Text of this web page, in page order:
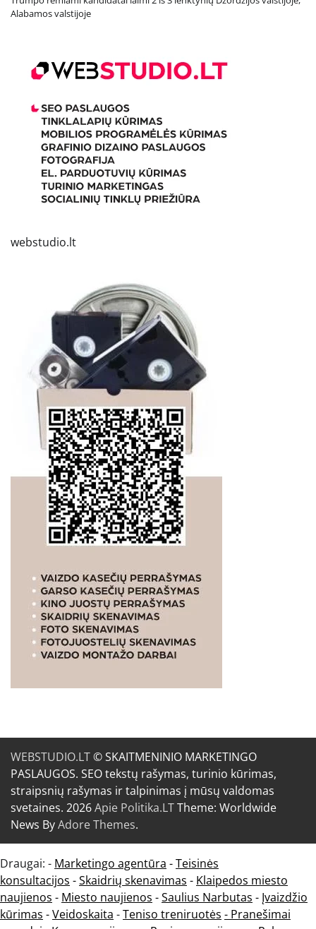
Alabamos valstijoje
webstudio.lt
WEBSTUDIO.LT© SKAITMENINIO MARKETINGO
PASLAUGOS. SEO tekstų rašymas, turinio kūrimas,
straipsnių rašymas ir talpinimas į mūsų valdomas
svetaines. 2026Apie Politika.LTTheme: Worldwide
News ByAdore Themes.
Draugai: - Marketingo agentūra -Teisinės
konsultacijos -Skaidrių skenavimas - Klaipedos miesto
naujienos - Miesto naujienos -Saulius Narbutas - Įvaizdžio
kūrimas -Veidoskaita -Teniso treniruotės - Pranešimai